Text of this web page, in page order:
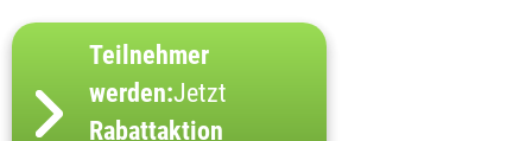
Teilnehmer
werden:Jetzt
Rabattaktion